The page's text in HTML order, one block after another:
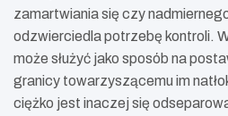
zamartwiania się czy
odzwierciedla potrzebę kontroli.
może służyć jako sposób na
granicy towarzyszącemu im
ciężko jest inaczej się